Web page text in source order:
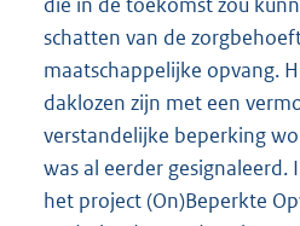
schatten van de
maatschappelijke opvang.
daklozen zijn met een
verstandelijke beperking
was al eerder
het project (On)Beperkte